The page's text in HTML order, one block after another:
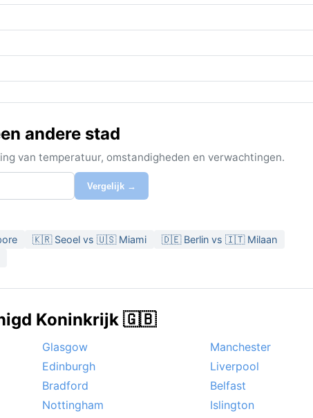
andere stad
van temperatuur, omstandigheden en verwachtingen.
Vergelijk →
🇰🇷 Seoel vs 🇺🇸 Miami
🇩🇪 Berlin vs 🇮🇹 Milaan
Koninkrijk 🇬🇧
Glasgow
Manchester
Edinburgh
Liverpool
Bradford
Belfast
Nottingham
Islington